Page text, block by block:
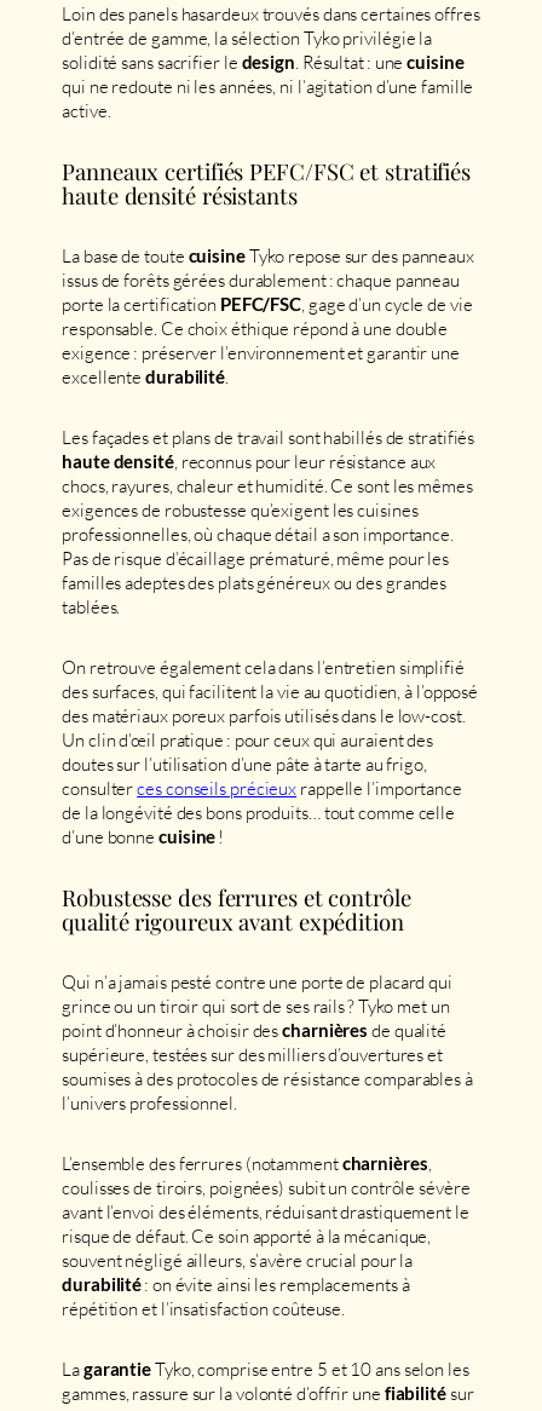
Loin des panels hasardeux trouvés dans certaines offres
d’entrée de gamme, la sélection Tyko privilégie la
solidité sans sacrifier le design . Résultat : unecuisine
qui ne redoute ni les années, ni l’agitation d’une famille
active.
Panneaux certifiés PEFC/FSC et stratifiés
haute densité résistants
La base de toute cuisineTyko repose sur des panneaux
issus de forêts gérées durablement : chaque panneau
porte la certification PEFC/FSC , gage d’un cycle de vie
responsable. Ce choix éthique répond à une double
exigence : préserver l’environnement et garantir une
excellentedurabilité
Les façades et plans de travail sont habillés de stratifiés
haute densité, reconnus pour leur résistance aux
chocs, rayures, chaleur et humidité. Ce sont les mêmes
exigences de robustesse qu’exigent les cuisines
professionnelles, où chaque détail a son importance.
Pas de risque d’écaillage prématuré, même pour les
familles adeptes des plats généreux ou des grandes
tablées.
On retrouve également cela dans l’entretien simplifié
des surfaces, qui facilitent la vie au quotidien, à l’opposé
des matériaux poreux parfois utilisés dans le low-cost.
Un clin d’œil pratique : pour ceux qui auraient des
doutes sur l’utilisation d’une pâte à tarte au frigo,
consulterces conseils précieux rappelle l’importance
de la longévité des bons produits… tout comme celle
d’une bonne cuisine !
Robustesse des ferrures et contrôle
qualité rigoureux avant expédition
Qui n’a jamais pesté contre une porte de placard qui
grince ou un tiroir qui sort de ses rails ? Tyko met un
point d’honneur à choisir descharnières de qualité
supérieure, testées sur des milliers d’ouvertures et
soumises à des protocoles de résistance comparables à
l’univers professionnel.
L’ensemble des ferrures (notammentcharnières
coulisses de tiroirs, poignées) subit un contrôle sévère
avant l’envoi des éléments, réduisant drastiquement le
risque de défaut. Ce soin apporté à la mécanique,
souvent négligé ailleurs, s’avère crucial pour la
durabilité: on évite ainsi les remplacements à
répétition et l’insatisfaction coûteuse.
LagarantieTyko, comprise entre 5 et 10 ans selon les
gammes, rassure sur la volonté d’offrir une fiabilitésur